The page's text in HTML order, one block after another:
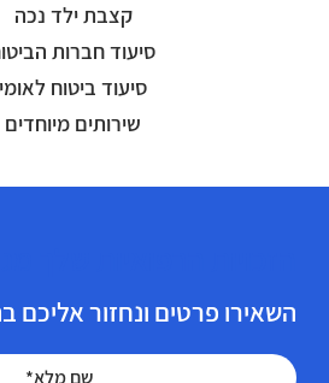
קצבת ילד נכה
סיעוד חברות
סיעוד ביטוח לאומי
שירותים מיוחדים
השאירו פרטים ונחזור אליכם